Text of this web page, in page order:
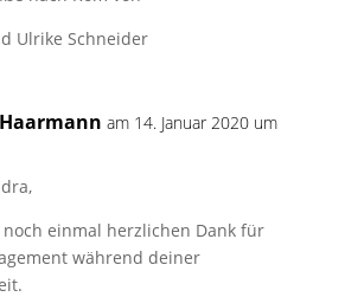
Ulrike Schneider
am 14. Januar 2020 um
einmal herzlichen Dank für
während deiner